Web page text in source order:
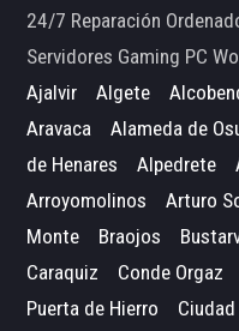
24/7 Reparación
Servidores Gaming PC
Ajalvir
Algete
Aravaca
Alameda de
de Henares
Alpedrete
Arroyomolinos
Arturo
Monte
Braojos
Caraquiz
Conde Orgaz
Puerta de Hierro